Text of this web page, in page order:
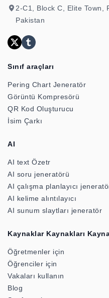
2-C1, Block C, Elite Town,
Pakistan
Sınıf araçları
Pering Chart Jeneratör
Görüntü Kompresörü
QR Kod Oluşturucu
İsim Çarkı
AI
AI text Özetr
AI soru jeneratörü
AI çalışma planlayıcı
AI kelime alıntılayıcı
AI sunum slaytları jeneratör
Kaynaklar Kaynakları
Öğretmenler için
Öğrenciler için
Vakaları kullanın
Blog